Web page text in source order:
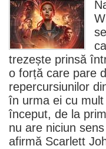
trezește prinsă
o forță care pare
repercursiunilor
în urma ei cu
început, de la
nu are niciun
afirmă Scarlett